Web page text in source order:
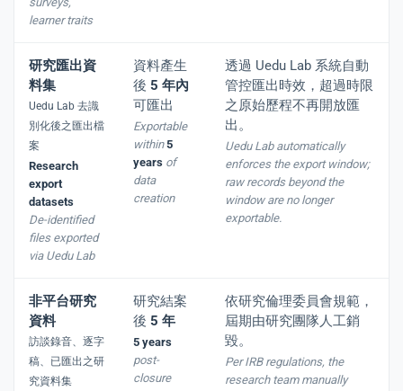
learner traits
研究匯出資
料集
Uedu Lab 去識
別化後之匯出檔
案
Research
export
datasets
De-identified
files exported
via Uedu Lab
資料產生
後 5 年內
可匯出
Exportable
within5
years of
data
creation
透過 Uedu Lab 系統自動
管控匯出時效，超過時限
之原始歷程不再開放匯
出。
Uedu Lab automatically
enforces the export window;
raw records beyond the
window are no longer
exportable.
非平台研究
資料
訪談錄音、逐字
稿、已匯出之研
究資料集
研究結案
後 5 年
5 years
post-
closure
依研究倫理委員會規範，
屆期由研究團隊人工銷
毀。
Per IRB regulations, the
research team manually